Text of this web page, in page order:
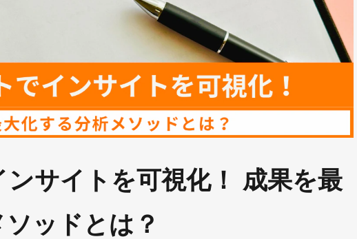
サイトを可視化！ 成果を最
ッドとは？